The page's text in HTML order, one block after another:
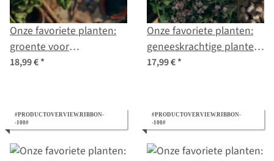
Onze favoriete planten:
groente voor
stadstuinders (bio) - zaad-
18,99 €*
Onze favoriete planten:
geneeskrachtige planten
& wierookkruiden voor
17,99 €*
#PRODUCTOVERVIEW.RIBBON-
-100#
#PRODUCTOVERVIEW.RIBBON-
-100#